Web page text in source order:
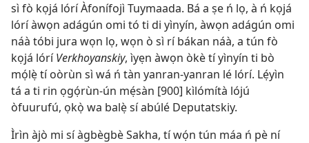
sì fò kọjá lórí Àfonífojì Tuymaada. Bá a ṣe ń lọ, à ń kọjá
lórí àwọn adágún omi tó ti di yìnyín, àwọn adágún omi
náà tóbi jura wọn lọ, wọn ò sì rí bákan náà, a tún fò
kọjá lóríVerkhoyanskiy, ìyẹn àwọn òkè tí yìnyín ti bò
mọ́lẹ̀ tí oòrùn sì wá ń tàn yanran-yanran lé lórí. Lẹ́yìn
tá a ti rin ọgọ́rùn-ún mẹ́sàn [900] kìlómítà lójú
òfuurufú, ọkọ̀ wa balẹ̀ sí abúlé Deputatskiy.
Ìrìn àjò mi sí àgbègbè Sakha, tí wọ́n tún máa ń pè ní